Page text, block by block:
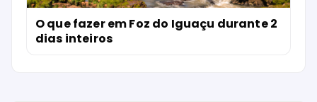
O que fazer em Foz do Iguaçu durante 2
dias inteiros